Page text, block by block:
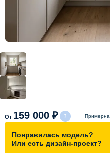
Акции и скидки
Портфолио
Видеоотзывы
Контакты
От 159 000 ₽
Понравилась модель?
Или есть дизайн-проект?